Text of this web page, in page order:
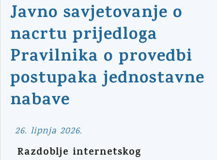
Javno savjetovanje o
nacrtu prijedloga
Pravilnika o provedbi
postupaka jednostavne
nabave
26. lipnja 2026.
Razdoblje internetskog